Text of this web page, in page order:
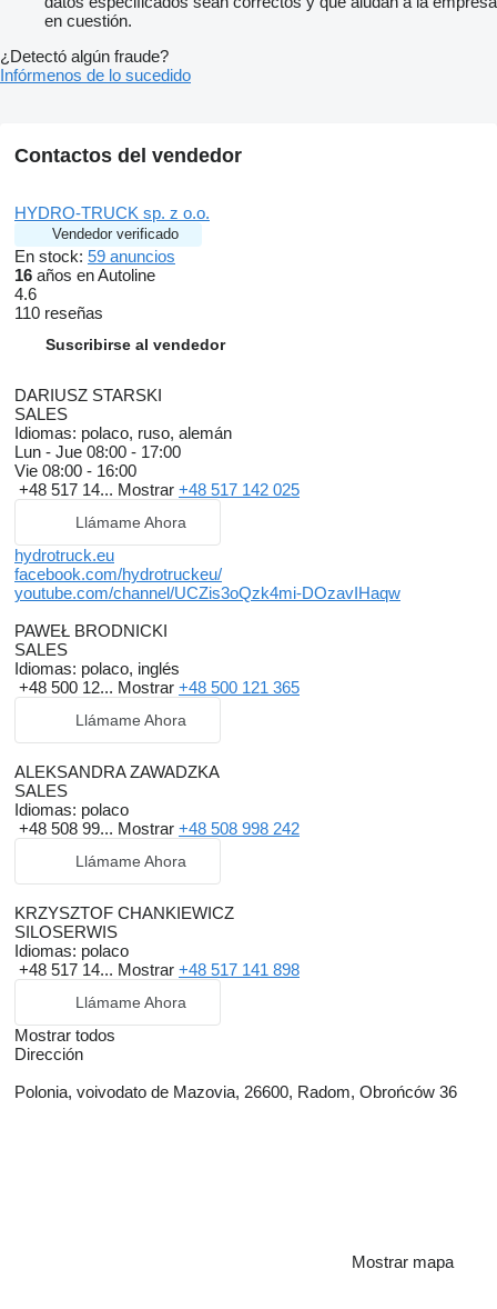
en cuestión.
¿Detectó algún fraude?
Infórmenos de lo sucedido
Contactos del vendedor
HYDRO-TRUCK sp. z o.o.
Vendedor verificado
En stock: 59 anuncios
16 años en Autoline
4.6
110 reseñas
Suscribirse al vendedor
DARIUSZ STARSKI
SALES
Idiomas: polaco, ruso, alemán
Lun - Jue 08:00 - 17:00
Vie 08:00 - 16:00
+48 517 14... Mostrar +48 517 142 025
Llámame Ahora
hydrotruck.eu
facebook.com/hydrotruckeu/
youtube.com/channel/UCZis3oQzk4mi-DOzavIHaqw
PAWEŁ BRODNICKI
SALES
Idiomas: polaco, inglés
+48 500 12... Mostrar +48 500 121 365
Llámame Ahora
ALEKSANDRA ZAWADZKA
SALES
Idiomas: polaco
+48 508 99... Mostrar +48 508 998 242
Llámame Ahora
KRZYSZTOF CHANKIEWICZ
SILOSERWIS
Idiomas: polaco
+48 517 14... Mostrar +48 517 141 898
Llámame Ahora
Mostrar todos
Dirección
Polonia, voivodato de Mazovia, 26600, Radom, Obrońców 36
Mostrar mapa